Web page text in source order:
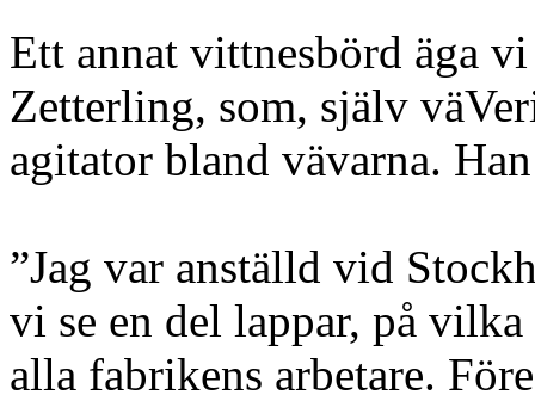
Ett annat vittnesbörd äga
Zetterling, som, själv
agitator bland vävarna.
”Jag var anställd vid
vi se en del lappar, på
alla fabrikens arbetare.